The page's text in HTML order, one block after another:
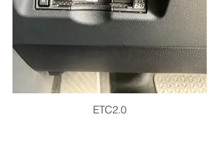
ETC2.0